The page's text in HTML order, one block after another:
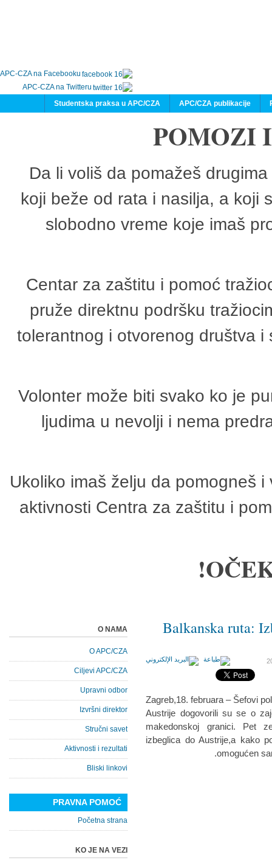
APC-CZA na Facebooku
APC-CZA na Twitteru
APC/CZA publikacije
Studentska praksa u APC/CZA
POMOZI
Da li voliš da pomažeš
koji beže od rata i nasilja, a koji
slobodno vreme koje imaš
Centar za zaštitu i pomoć
pruže direktnu podršku
tolerantnog i otvorenog društva
Volonter može biti svako ko je
ljudima u nevolji i nema
Ukoliko imaš želju da pomogneš
aktivnosti Centra za zaštitu i
Balkanska ruta:
Zagreb,18. februara – Šefovi
Austrije dogovorili su se o
makedonskoj granici. Pet
izbeglica do Austrije,a kako
omogućen
O NAMA
O APC/CZA
Ciljevi APC/CZA
Upravni odbor
Izvršni direktor
Stručni savet
Aktivnosti i rezultati
Bliski linkovi
PRAVNA POMOĆ
Početna strana
KO JE NA VEZI